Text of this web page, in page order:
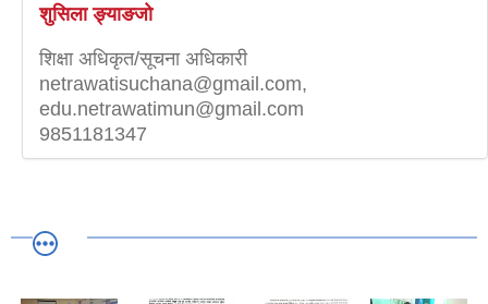
शुसिला ङ्याङजो
शिक्षा अधिकृत/सूचना अधिकारी
netrawatisuchana@gmail.com,
edu.netrawatimun@gmail.com
9851181347